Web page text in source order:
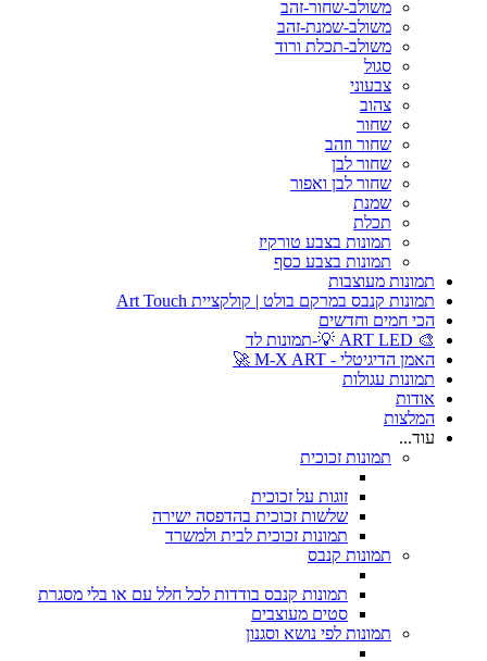
משולב-שחור-זהב
משולב-שמנת-זהב
משולב-תכלת ורוד
סגול
צבעוני
צהוב
שחור
שחור וזהב
שחור לבן
שחור לבן ואפור
שמנת
תכלת
תמונות בצבע טורקיז
תמונות בצבע כסף
תמונות מעוצבות
תמונות קנבס במרקם בולט | קולקציית Art Touch
הכי חמים וחדשים
🎨 ART LED 💡-תמונות לד
האמן הדיגיטלי - M-X ART 🚀
תמונות עגולות
אודות
המלצות
עוד...
תמונות זכוכית
זוגות על זכוכית
שלשות זכוכית בהדפסה ישירה
תמונות זכוכית לבית ולמשרד
תמונות קנבס
תמונות קנבס בודדות לכל חלל עם או בלי מסגרת
סטים מעוצבים
תמונות לפי נושא וסגנון